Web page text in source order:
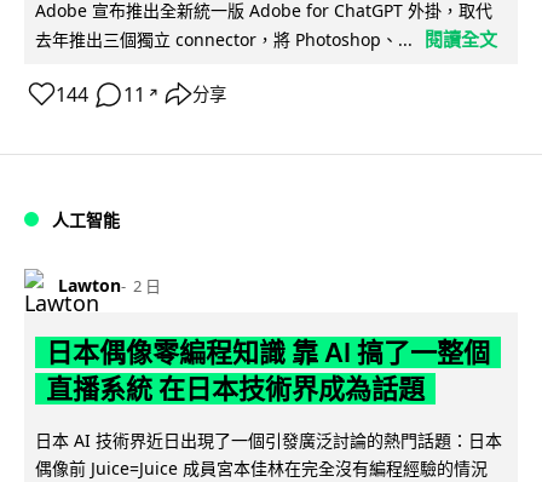
Adobe 宣布推出全新統一版 Adobe for ChatGPT 外掛，取代
去年推出三個獨立 connector，將 Photoshop、...
閱讀全文
144 11 ↗ 分享
人工智能
Lawton 2 日
日本偶像零編程知識 靠 AI 搞了一整個
直播系統 在日本技術界成為話題
日本 AI 技術界近日出現了一個引發廣泛討論的熱門話題：日本
偶像前 Juice=Juice 成員宮本佳林在完全沒有編程經驗的情況